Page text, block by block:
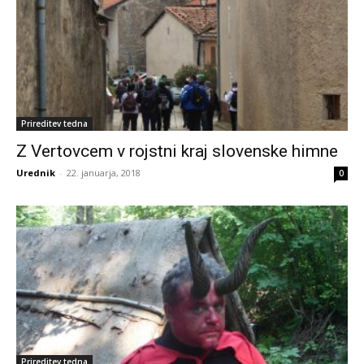
Prireditev tedna
Z Vertovcem v rojstni kraj slovenske himne
Urednik - 22. januarja, 2018 0